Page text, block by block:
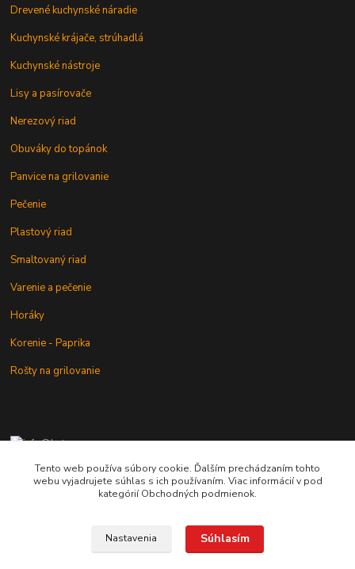
Drevené kuchynské náradie
Kuchynské krájače, strúhadlá
Kuchynské nástroje
Lisy a pasírovače
Nerezový riad
Obuváky do topánok
Panvice na grilovanie
Pečenie
Plastový riad
Smaltovaný riad
Varenie a pečenie
Horáky
Korenie - Paprika
Rošty na grilovanie
+421 902 212 007
od 8:00 - do 16:00 hod
Tento web používa súbory cookie. Ďalším prechádzaním tohto
webu vyjadrujete súhlas s ich používaním. Viac informácií v pod
kategórií Obchodných podmienok.
Nastavenia Súhlasím